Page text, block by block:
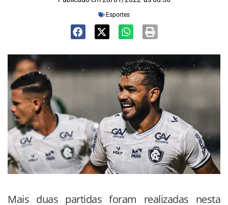
Esportes
Mais duas partidas foram realizadas nesta